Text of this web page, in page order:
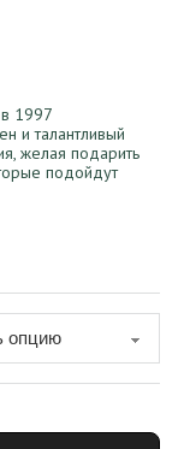
1997
и талантливый
желая подарить
подойдут
THEORY